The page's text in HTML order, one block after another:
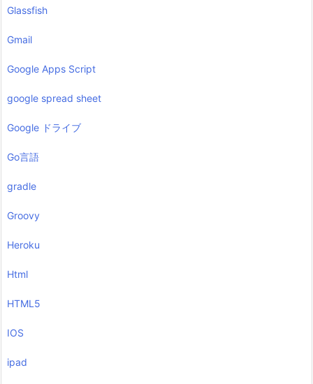
Glassfish
Gmail
Google Apps Script
google spread sheet
Google ドライブ
Go言語
gradle
Groovy
Heroku
Html
HTML5
IOS
ipad